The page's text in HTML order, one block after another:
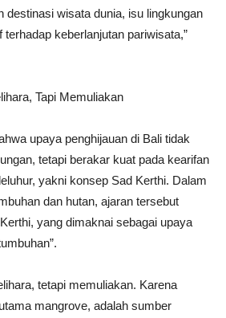
destinasi wisata dunia, isu lingkungan
keberlanjutan pariwisata,”
Tapi Memuliakan
upaya penghijauan di Bali tidak
tetapi berakar kuat pada kearifan
yakni konsep Sad Kerthi. Dalam
dan hutan, ajaran tersebut
yang dimaknai sebagai upaya
tetapi memuliakan. Karena
mangrove, adalah sumber